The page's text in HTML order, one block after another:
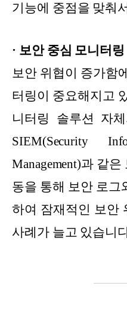
기능에 중점을 맞춰
· 보안 중심 모니터링
보안 위협이 증가함
터링이 중요해지고
니터링 솔루션 자
SIEM(Security
Management)과 같
동을 통해 보안 로그
하여 잠재적인 보안
사례가 늘고 있습니